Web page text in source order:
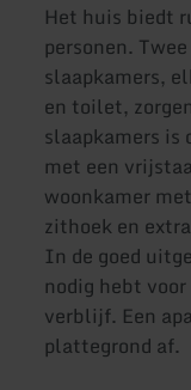
Het huis biedt
personen.
slaapkamers,
en toilet,
slaapkamers is
met een
woonkamer
zithoek en
In de goed
nodig hebt
verblijf. Een
plattegrond af.